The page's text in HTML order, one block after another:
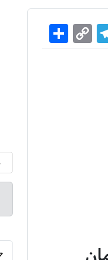
Telegram
Copy
Link